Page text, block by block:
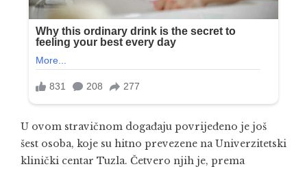
U ovom stravičnom događaju povrijeđeno je još
šest osoba, koje su hitno prevezene na Univerzitetski
klinički centar Tuzla. Četvero njih je, prema